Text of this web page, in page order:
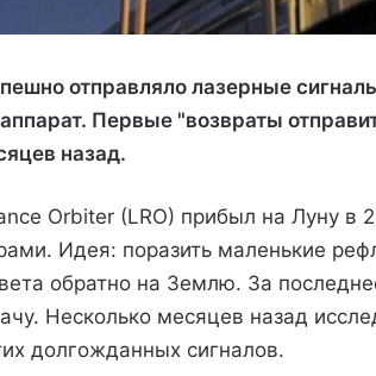
отправляло лазерные
Первые "возвраты
назад.
Orbiter (LRO) прибыл на Луну в
Идея: поразить маленькие
обратно на Землю. За
Несколько месяцев назад
долгожданных сигналов.